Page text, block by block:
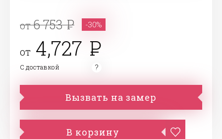
от6 753 -30%
от 4,727
С доставкой
Вызвать на замер
В корзину